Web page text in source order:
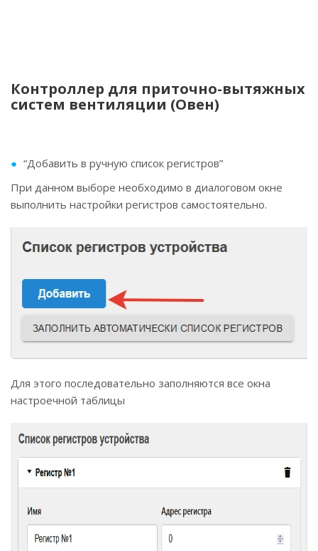
Контроллер для приточно-вытяжных
систем вентиляции (Овен)
“Добавить в ручную список регистров”
При данном выборе необходимо в диалоговом окне
выполнить настройки регистров самостоятельно.
Для этого последовательно заполняются все окна
настроечной таблицы